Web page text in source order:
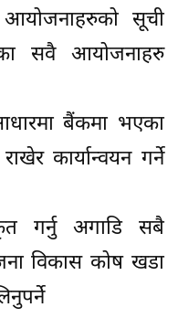
सूची
सवै आयोजनाहरु
बैंकमा भएका
कार्यान्वयन गर्ने
गर्नु अगाडि सबै
विकास कोष खडा